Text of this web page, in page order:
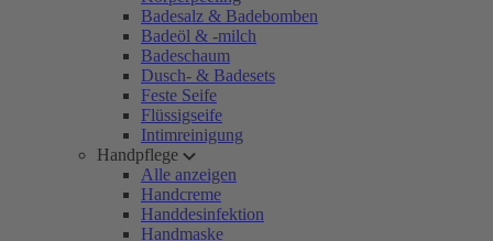
Badesalz & Badebomben
Badeöl & -milch
Badeschaum
Dusch- & Badesets
Feste Seife
Flüssigseife
Intimreinigung
Handpflege
Alle anzeigen
Handcreme
Handdesinfektion
Handmaske